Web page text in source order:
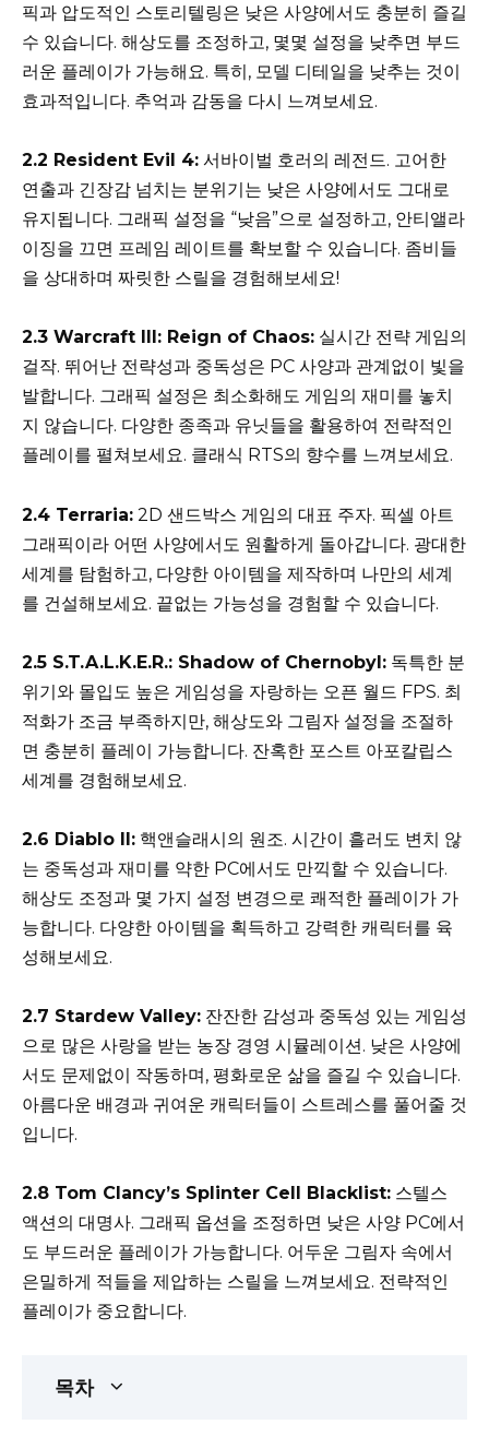
픽과 압도적인 스토리텔링은 낮은 사양에서도 충분히 즐길
수 있습니다. 해상도를 조정하고, 몇몇 설정을 낮추면 부드
러운 플레이가 가능해요. 특히, 모델 디테일을 낮추는 것이
효과적입니다. 추억과 감동을 다시 느껴보세요.
2.2 Resident Evil 4: 서바이벌 호러의 레전드. 고어한
연출과 긴장감 넘치는 분위기는 낮은 사양에서도 그대로
유지됩니다. 그래픽 설정을 “낮음”으로 설정하고, 안티앨라
이징을 끄면 프레임 레이트를 확보할 수 있습니다. 좀비들
을 상대하며 짜릿한 스릴을 경험해보세요!
2.3 Warcraft III: Reign of Chaos: 실시간 전략 게임의
걸작. 뛰어난 전략성과 중독성은 PC 사양과 관계없이 빛을
발합니다. 그래픽 설정은 최소화해도 게임의 재미를 놓치
지 않습니다. 다양한 종족과 유닛들을 활용하여 전략적인
플레이를 펼쳐보세요. 클래식 RTS의 향수를 느껴보세요.
2.4 Terraria: 2D 샌드박스 게임의 대표 주자. 픽셀 아트
그래픽이라 어떤 사양에서도 원활하게 돌아갑니다. 광대한
세계를 탐험하고, 다양한 아이템을 제작하며 나만의 세계
를 건설해보세요. 끝없는 가능성을 경험할 수 있습니다.
2.5 S.T.A.L.K.E.R.: Shadow of Chernobyl: 독특한 분
위기와 몰입도 높은 게임성을 자랑하는 오픈 월드 FPS. 최
적화가 조금 부족하지만, 해상도와 그림자 설정을 조절하
면 충분히 플레이 가능합니다. 잔혹한 포스트 아포칼립스
세계를 경험해보세요.
2.6 Diablo II: 핵앤슬래시의 원조. 시간이 흘러도 변치 않
는 중독성과 재미를 약한 PC에서도 만끽할 수 있습니다.
해상도 조정과 몇 가지 설정 변경으로 쾌적한 플레이가 가
능합니다. 다양한 아이템을 획득하고 강력한 캐릭터를 육
성해보세요.
2.7 Stardew Valley: 잔잔한 감성과 중독성 있는 게임성
으로 많은 사랑을 받는 농장 경영 시뮬레이션. 낮은 사양에
서도 문제없이 작동하며, 평화로운 삶을 즐길 수 있습니다.
아름다운 배경과 귀여운 캐릭터들이 스트레스를 풀어줄 것
입니다.
2.8 Tom Clancy’s Splinter Cell Blacklist: 스텔스
액션의 대명사. 그래픽 옵션을 조정하면 낮은 사양 PC에서
도 부드러운 플레이가 가능합니다. 어두운 그림자 속에서
은밀하게 적들을 제압하는 스릴을 느껴보세요. 전략적인
플레이가 중요합니다.
목차